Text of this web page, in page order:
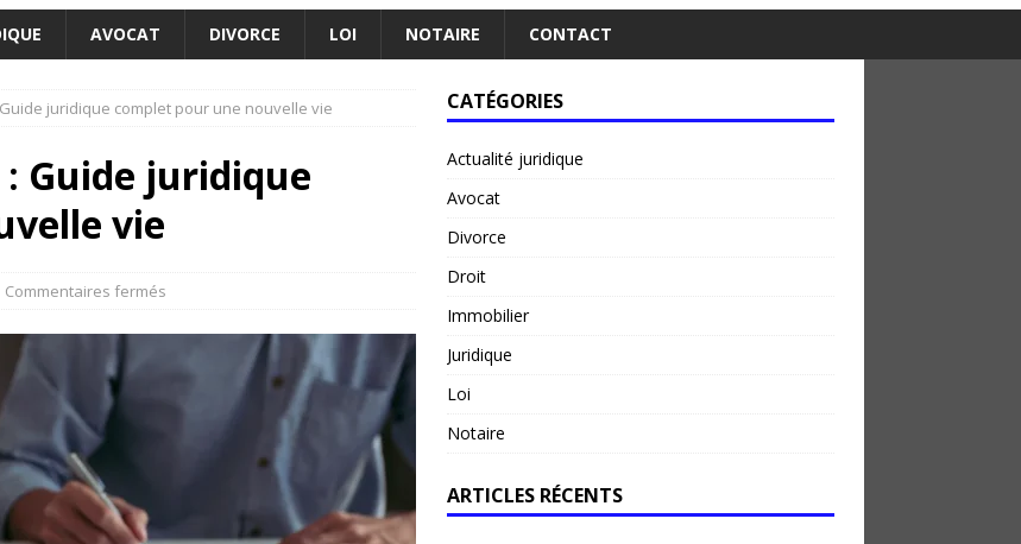
AVOCAT DIVORCE LOI NOTAIRE CONTACT
juridique complet pour une nouvelle vie
Guide juridique
vie
Commentaires fermés
CATÉGORIES
Actualité juridique
Avocat
Divorce
Droit
Immobilier
Juridique
Loi
Notaire
ARTICLES RÉCENTS